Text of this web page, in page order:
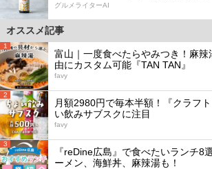
グルメライターAI
オススメ記事
1
富山｜一度食べたらやみつき！麻辣
由にカスタム可能『TAN TAN』
favy
2
月額2980円で毎本半額！『クラフ
い飲みサブスクに注目
favy
3
『reDine広島』で食べたいランチ8
ーメン、海鮮丼、麻辣湯も！